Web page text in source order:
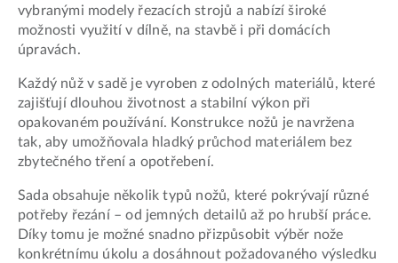
vybranými modely řezacích strojů a nabízí široké
možnosti využití v dílně, na stavbě i při domácích
úpravách.
Každý nůž v sadě je vyroben z odolných materiálů, které
zajišťují dlouhou životnost a stabilní výkon při
opakovaném používání. Konstrukce nožů je navržena
tak, aby umožňovala hladký průchod materiálem bez
zbytečného tření a opotřebení.
Sada obsahuje několik typů nožů, které pokrývají různé
potřeby řezání – od jemných detailů až po hrubší práce.
Díky tomu je možné snadno přizpůsobit výběr nože
konkrétnímu úkolu a dosáhnout požadovaného výsledku